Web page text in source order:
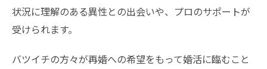
状況に理解のある異性との出会いや、プロのサポートが
受けられます。
バツイチの方々が再婚への希望をもって婚活に臨むこと